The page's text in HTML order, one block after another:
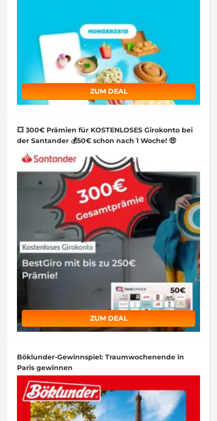
ZUM DEAL
💥 300€ Prämien für KOSTENLOSES Girokonto bei
der Santander 💰50€ schon nach 1 Woche! 🤑
ZUM DEAL
Böklunder-Gewinnspiel: Traumwochenende in
Paris gewinnen